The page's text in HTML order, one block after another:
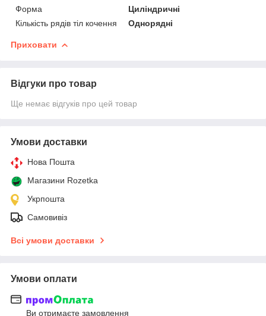
Форма
Циліндричні
Кількість рядів тіл кочення
Однорядні
Приховати
Відгуки про товар
Ще немає відгуків про цей товар
Умови доставки
Нова Пошта
Магазини Rozetka
Укрпошта
Самовивіз
Всі умови доставки
Умови оплати
Ви отримаєте замовлення